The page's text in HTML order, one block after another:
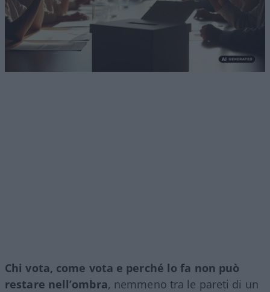
Chi vota, come vota e perché lo fa non può
restare nell’ombra, nemmeno tra le pareti di un